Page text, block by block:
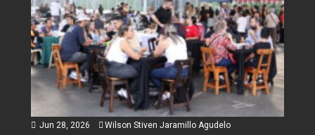
Jun 28, 2026 Wilson Stiven Jaramillo Agudelo